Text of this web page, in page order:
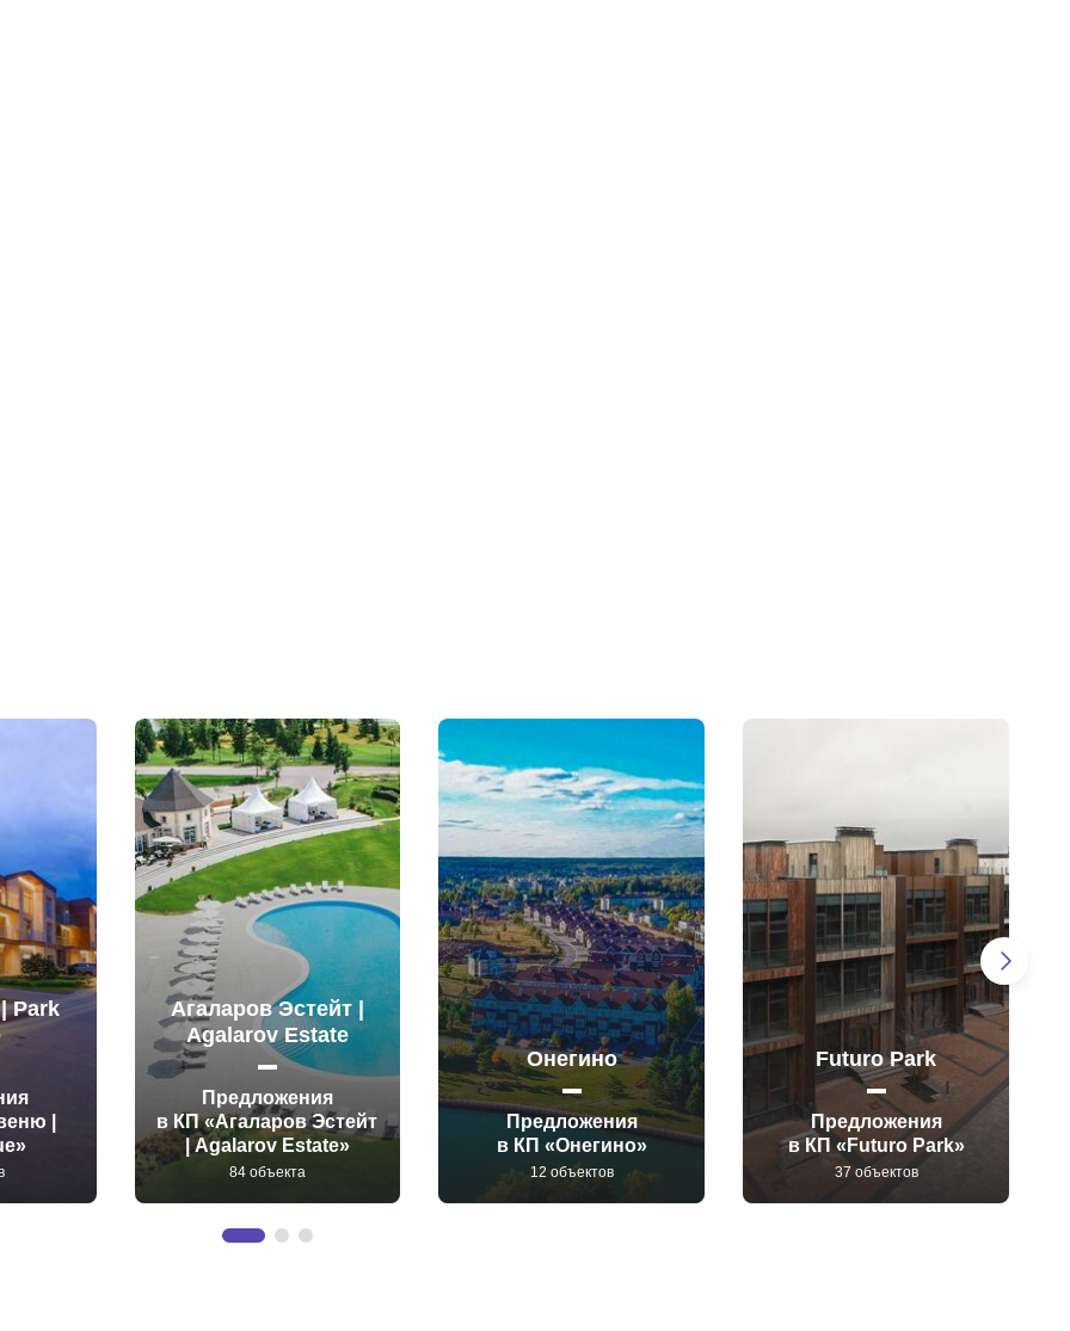
Park
|
Агаларов Эстейт |
Agalarov Estate
Предложения
в КП «Агаларов Эстейт
| Agalarov Estate»
84 объекта
Онегино
Предложения
в КП «Онегино»
12 объектов
Futuro Park
Предложения
в КП «Futuro Park»
37 объектов